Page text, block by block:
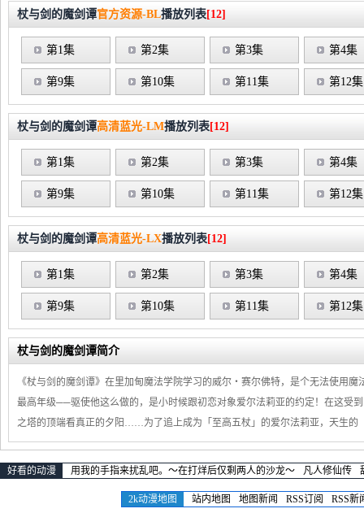
杖与剑的魔剑谭官方资源-BL播放列表[12]
第1集 第2集 第3集 第4集
第9集 第10集 第11集 第12集
杖与剑的魔剑谭高清蓝光-LM播放列表[12]
第1集 第2集 第3集 第4集
第9集 第10集 第11集 第12集
杖与剑的魔剑谭高清蓝光-LX播放列表[12]
第1集 第2集 第3集 第4集
第9集 第10集 第11集 第12集
杖与剑的魔剑谭简介
《杖与剑的魔剑谭》在里加甸魔法学院学习的威尔‧赛尔佛特，是个无法使用
最高年级──驱使他这么做的，是小时候跟初恋对象爱尔法莉亚的约定！在这受
之塔的顶端看真正的夕阳……为了追上成为「至高五杖」的爱尔法莉亚，天生
好看的动漫 用我的手指来扰乱吧。～在打烊后仅剩两人的沙龙～ 凡人修仙传
2k动漫地图 站内地图 地图新闻 RSS订阅 RSS新